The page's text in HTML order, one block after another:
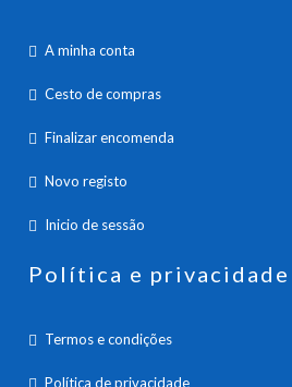
A minha conta
Cesto de compras
Finalizar encomenda
Novo registo
Inicio de sessão
Política e privacidade
Termos e condições
Política de privacidade